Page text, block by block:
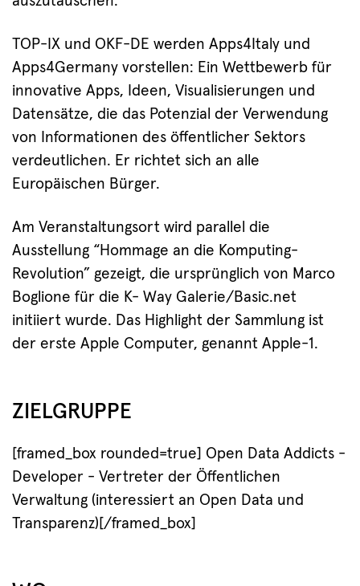
TOP-IX und OKF-DE werden Apps4Italy und
Apps4Germany vorstellen: Ein Wettbewerb für
innovative Apps, Ideen, Visualisierungen und
Datensätze, die das Potenzial der Verwendung
von Informationen des öffentlicher Sektors
verdeutlichen. Er richtet sich an alle
Europäischen Bürger.
Am Veranstaltungsort wird parallel die
Ausstellung “Hommage an die Komputing-
Revolution” gezeigt, die ursprünglich von Marco
Boglione für die K- Way Galerie/Basic.net
initiiert wurde. Das Highlight der Sammlung ist
der erste Apple Computer, genannt Apple-1.
ZIELGRUPPE
[framed_box rounded=true] Open Data Addicts -
Developer - Vertreter der Öffentlichen
Verwaltung (interessiert an Open Data und
Transparenz)[/framed_box]